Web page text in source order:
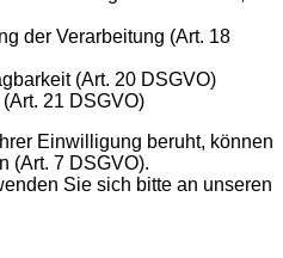
der Verarbeitung (Art. 18
(Art. 20 DSGVO)
21 DSGVO)
Einwilligung beruht, können
(Art. 7 DSGVO).
Sie sich bitte an unseren